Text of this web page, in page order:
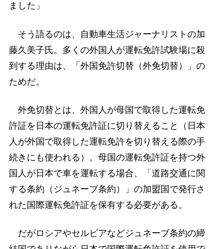
ました」
そう語るのは、自動車生活ジャーナリストの加
藤久美子氏。多くの外国人が運転免許試験場に殺
到する理由は、「外国免許切替（外免切替）」の
ためだ。
外免切替とは、外国人が母国で取得した運転免
許証を日本の運転免許証に切り替えること（日本
人が外国で取得した運転免許を切り替える際の手
続きにも使われる）。母国の運転免許証を持つ外
国人が日本で車を運転する場合、「道路交通に関
する条約（ジュネーブ条約）」の加盟国で発行さ
れた国際運転免許証を保有する必要がある。
だがロシアやセルビアなどジュネーブ条約の締